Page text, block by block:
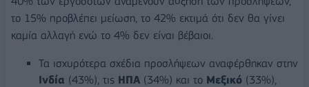
το 15% προβλέπει μείωση, το 42% εκτιμά ότι δεν θα γίνει
καμία αλλαγή ενώ το 4% δεν είναι βέβαιοι.
Τα ισχυρότερα σχέδια προσλήψεων αναφέρθηκαν στην
Ινδία (43%), τις ΗΠΑ (34%) και το Μεξικό (33%),